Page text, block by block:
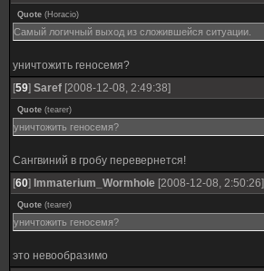
Quote (Horacio)
Самый логичный выход из сложившейся ситуации.
уничтожить геносемя?
[59] Saref [2008-12-08, 2:49:38]
Quote (tearer)
уничтожить геносемя?
Сангвиний в гробу перевернется!
[60] Immaterium_Wormhole [2008-12-08, 2:50:26]
Quote (tearer)
уничтожить геносемя?
это невообразимо